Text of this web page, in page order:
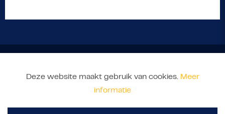
Deze website maakt gebruik van cookies. Meer
informatie
Vacatures